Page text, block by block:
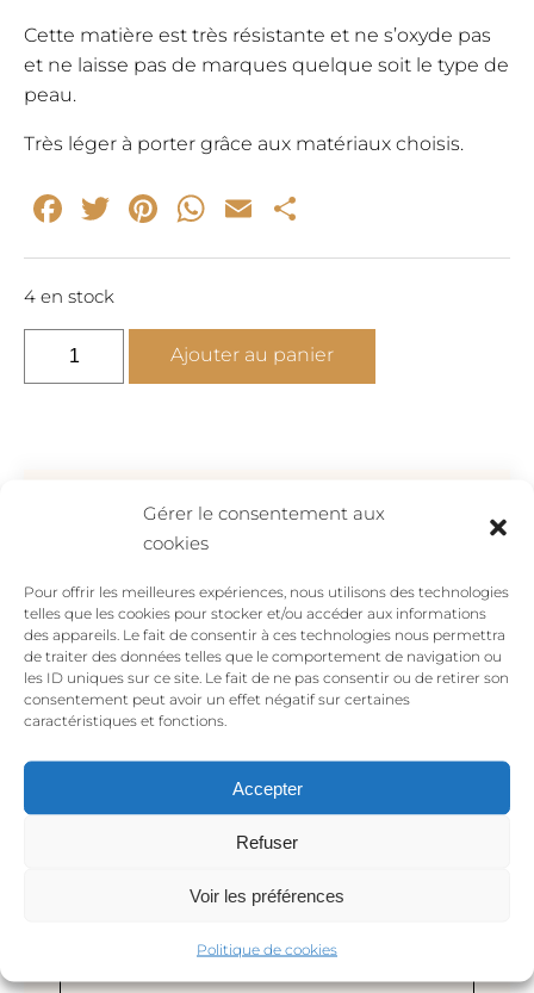
Gérer le consentement aux
cookies
Pour offrir les meilleures expériences, nous utilisons des technologies
telles que les cookies pour stocker et/ou accéder aux informations
des appareils. Le fait de consentir à ces technologies nous permettra
de traiter des données telles que le comportement de navigation ou
les ID uniques sur ce site. Le fait de ne pas consentir ou de retirer son
consentement peut avoir un effet négatif sur certaines
caractéristiques et fonctions.
Accepter
Refuser
Voir les préférences
Politique de cookies
Cette matière est très résistante et ne s’oxyde pas
et ne laisse pas de marques quelque soit le type de
peau.
Très léger à porter grâce aux matériaux choisis.
Facebook
Twitter
Pinterest
WhatsApp
Email
4 en stock
long
fond
galaxie
Ajouter au panier
Il n’y a pas encore d’avis.
Soyez le premier à laisser votre avis sur “LE
VISAGE DU COSMOS – collier soleil long
fond galaxie”